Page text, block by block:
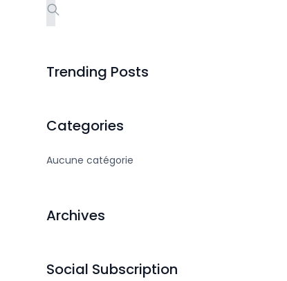
Trending Posts
Categories
Aucune catégorie
Archives
Social Subscription